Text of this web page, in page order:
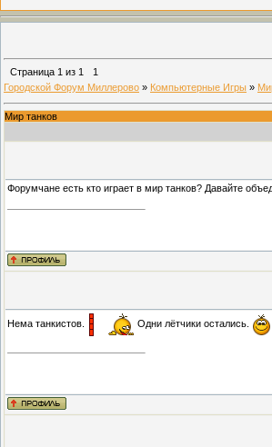
Страница 1 из 1
1
Городской Форум Миллерово » Компьютерные Игры »
Мир танков
Форумчане есть кто играет в мир танков? Давайте
Нема танкистов. Одни лётчики остались.